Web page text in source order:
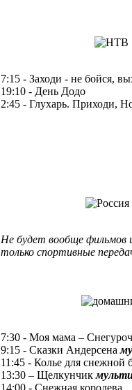
7:15 - Заходи - не бойся,
19:10 - День Додо
2:45 - Глухарь. Приходи,
Не будет вообще фильмов
только спортивные
7:30 - Моя мама –
9:15 - Сказки Андерсена
11:45 - Колье для снежной
13:30 – Щелкунчик
14:00 - Снежная королева